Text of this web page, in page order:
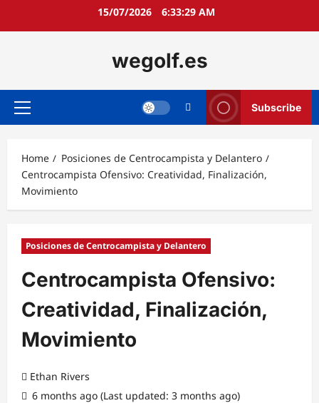
15/07/2026 6:33:30 AM
wegolf.es
Primary
Subscribe
Home
Posiciones de Centrocampista y Delantero
Centrocampista Ofensivo: Creatividad, Finalización,
Movimiento
Posiciones de Centrocampista y Delantero
Centrocampista Ofensivo:
Creatividad, Finalización,
Movimiento
Ethan Rivers
6 months ago (Last updated: 3 months ago)